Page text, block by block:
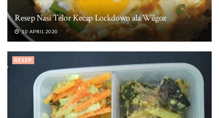
Resep Nasi Telor Kecap Lockdown ala Wilgoz
10 APRIL 2020
RESEP